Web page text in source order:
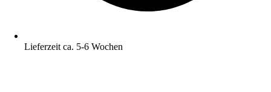
Lieferzeit ca. 5-6 Wochen